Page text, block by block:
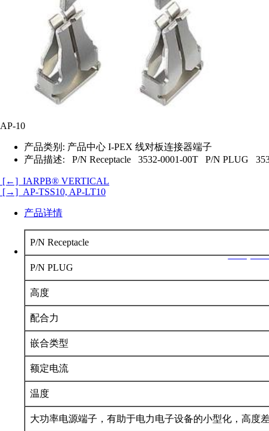
AP-10
产品类别: 产品中心 I-PEX 线对板连接器端子
产品描述: P/N Receptacle 3532-0001-00T P/N PLUG
[←] IARPB® VERTICAL
[→] AP-TSS10, AP-LT10
产品详情
P/N Receptacle
P/N PLUG
高度
配合力
嵌合类型
额定电流
温度
大功率电源端子，有助于电力电子设备的小型化，高度
地址：深圳市南山区后海大道港湾创业大厦11B 网 址：
Copyright © 2024-2026,www.junruix.com,All rights